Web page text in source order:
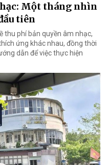
Một tháng nhìn
tiên
thu phí bản quyền âm nhạc,
ứng khác nhau, đồng thời
dẫn để việc thực hiện